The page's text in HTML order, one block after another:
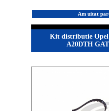
Am uitat
Kit distributie Opel
A20DTH